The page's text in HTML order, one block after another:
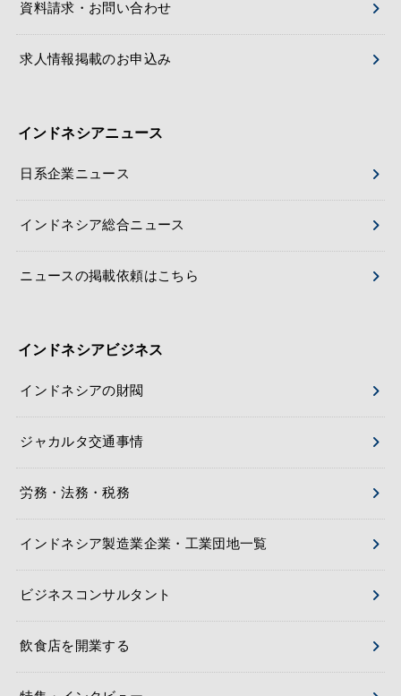
資料請求・お問い合わせ
求人情報掲載のお申込み
インドネシアニュース
日系企業ニュース
インドネシア総合ニュース
ニュースの掲載依頼はこちら
インドネシアビジネス
インドネシアの財閥
ジャカルタ交通事情
労務・法務・税務
インドネシア製造業企業・工業団地一覧
ビジネスコンサルタント
飲食店を開業する